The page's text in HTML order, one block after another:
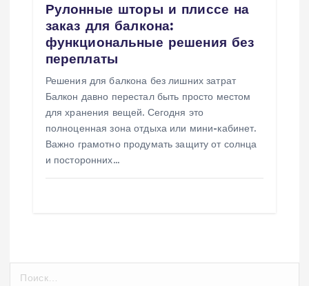
Рулонные шторы и плиссе на
заказ для балкона:
функциональные решения без
переплаты
Решения для балкона без лишних затрат
Балкон давно перестал быть просто местом
для хранения вещей. Сегодня это
полноценная зона отдыха или мини-кабинет.
Важно грамотно продумать защиту от солнца
и посторонних…